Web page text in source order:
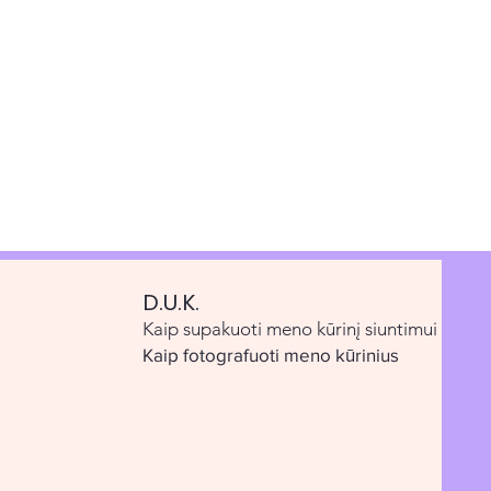
D.U.K.
Kaip supakuoti meno kūrinį siuntimui
Kaip fotografuoti meno kūrinius